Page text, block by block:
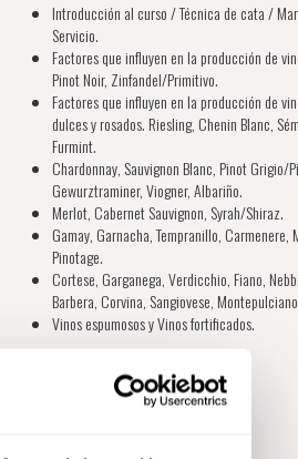
Introducción al curso / Técnica de cata /
Servicio.
Factores que influyen en la producción de
Pinot Noir, Zinfandel/Primitivo.
Factores que influyen en la producción de
dulces y rosados. Riesling, Chenin Blanc,
Furmint.
Chardonnay, Sauvignon Blanc, Pinot Grigio/
Gewurztraminer, Viogner, Albariño.
Merlot, Cabernet Sauvignon, Syrah/Shiraz.
Gamay, Garnacha, Tempranillo, Carmenere,
Pinotage.
Cortese, Garganega, Verdicchio, Fiano,
Barbera, Corvina, Sangiovese,
Vinos espumosos y Vinos fortificados.